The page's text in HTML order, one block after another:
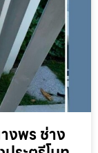
งพร ช่าง